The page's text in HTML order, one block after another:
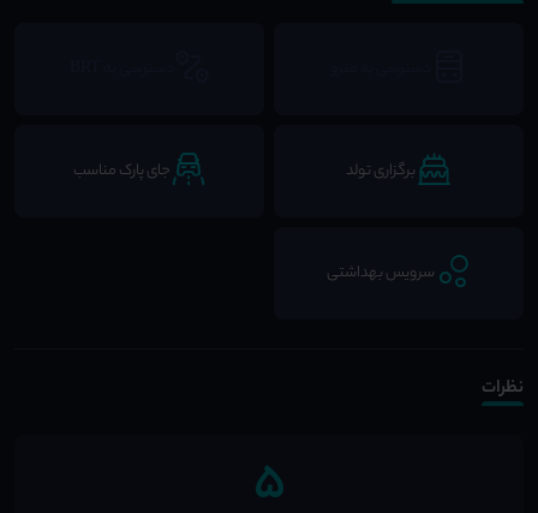
برگزاری تولد جای پارک مناسب
سرویس بهداشتی
نظرات
5